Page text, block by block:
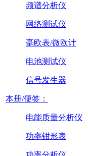
频谱分析仪
网络测试仪
毫欧表/微欧计
电池测试仪
信号发生器
本册/便签：
电能质量分析仪
功率钳形表